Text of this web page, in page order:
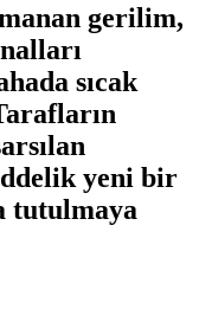
gerilim,
sıcak
yeni bir
tutulmaya